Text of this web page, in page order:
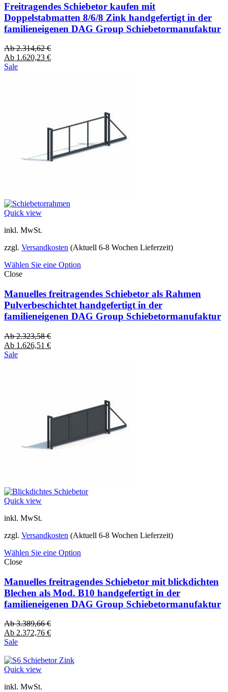
Freitragendes Schiebetor kaufen mit
Doppelstabmatten 8/6/8 Zink handgefertigt in der
familieneigenen DAG Group Schiebetormanufaktur
Ab2.314,62€
Ab 1.620,23 €
Sale
Quick view
inkl. MwSt.
zzgl. Versandkosten (Aktuell 6-8 Wochen Lieferzeit)
Wählen Sie eine Option
Close
Manuelles freitragendes Schiebetor als Rahmen
Pulverbeschichtet handgefertigt in der
familieneigenen DAG Group Schiebetormanufaktur
Ab2.323,58€
Ab 1.626,51 €
Sale
Quick view
inkl. MwSt.
zzgl. Versandkosten (Aktuell 6-8 Wochen Lieferzeit)
Wählen Sie eine Option
Close
Manuelles freitragendes Schiebetor mit blickdichten
Blechen als Mod. B10 handgefertigt in der
familieneigenen DAG Group Schiebetormanufaktur
Ab3.389,66€
Ab 2.372,76 €
Sale
Quick view
inkl. MwSt.